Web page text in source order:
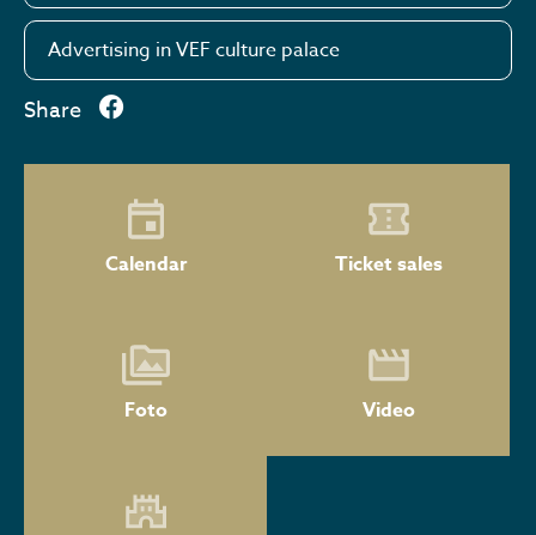
Advertising in VEF culture palace
Share
Calendar Ticket sales
Foto Video